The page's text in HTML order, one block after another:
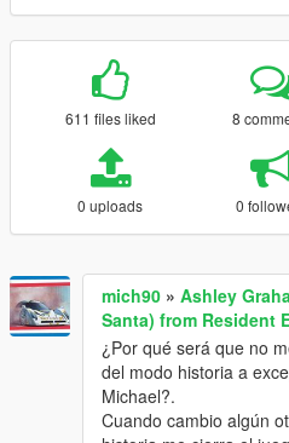
611 files liked 8
0 uploads 0
mich90 » Ashley
Santa) from Resident
¿Por qué será que no
del modo historia a
Michael?.
Cuando cambio algún